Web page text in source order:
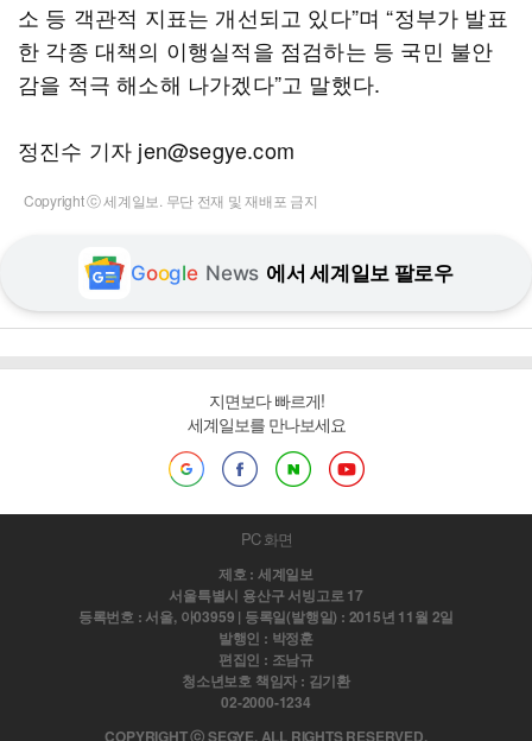
소 등 객관적 지표는 개선되고 있다”며 “정부가 발표
한 각종 대책의 이행실적을 점검하는 등 국민 불안
감을 적극 해소해 나가겠다”고 말했다.
정진수 기자 jen@segye.com
Copyright ⓒ 세계일보. 무단 전재 및 재배포 금지
Google News 에서 세계일보 팔로우
지면보다 빠르게!
세계일보를 만나보세요
PC 화면
제호 : 세계일보
서울특별시 용산구 서빙고로 17
등록번호 : 서울, 아03959 | 등록일(발행일) : 2015년 11월 2일
발행인 : 박정훈
편집인 : 조남규
청소년보호 책임자 : 김기환
02-2000-1234
COPYRIGHT ⓒ SEGYE. ALL RIGHTS RESERVED.